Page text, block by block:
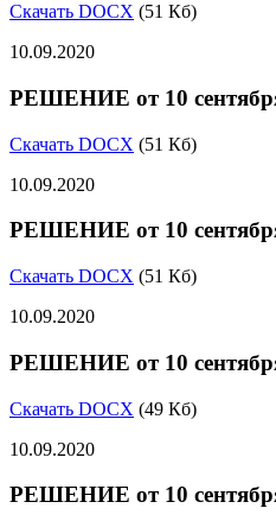
Скачать DOCX (51 Кб)
10.09.2020
РЕШЕНИЕ от 10
Скачать DOCX (51 Кб)
10.09.2020
РЕШЕНИЕ от 10
Скачать DOCX (51 Кб)
10.09.2020
РЕШЕНИЕ от 10
Скачать DOCX (49 Кб)
10.09.2020
РЕШЕНИЕ от 10